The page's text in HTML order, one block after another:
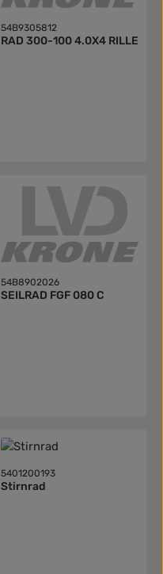
54B9305812
RAD 300-100 4.0X4 RILLE
54B8902026
SEILRAD FGF 080 C
5401200193
Stirnrad